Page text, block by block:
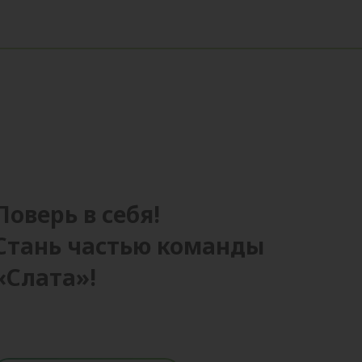
в своем деле».
– тому новичку, что бы Вы сказали?
и встречать с оптимизмом каждую
в себя!
частью команды